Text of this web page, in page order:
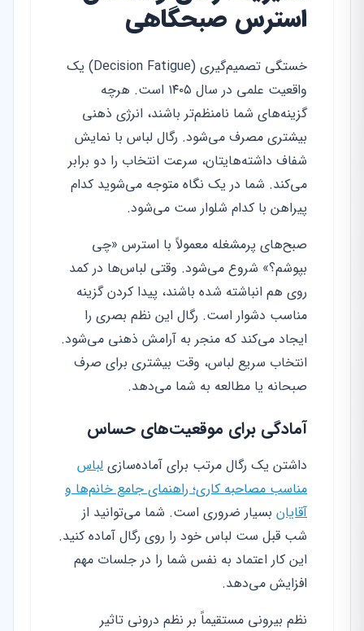
استرس صبحگاهی
خستگی تصمیم‌گیری (Decision Fatigue) یک
واقعیت علمی در سال ۱۴۰۵ است. هرچه
گزینه‌های شما نامنظم‌تر باشند، انرژی ذهنی
بیشتری مصرف می‌شود. رگال لباس با نمایش
شفاف داشته‌هایتان، سرعت انتخاب را دو برابر
می‌کند. شما در یک نگاه متوجه می‌شوید کدام
پیراهن با کدام شلوار ست می‌شود.
صبح‌های پرمشغله معمولاً با استرس «چی
بپوشم؟» شروع می‌شود. وقتی لباس‌ها در کمد
روی هم انباشته شده باشند، پیدا کردن گزینه
مناسب دشوار است. رگال این نظم بصری را
ایجاد می‌کند که منجر به آرامش ذهنی می‌شود.
انتخاب سریع لباس، وقت بیشتری برای صرف
صبحانه یا مطالعه به شما می‌دهد.
آمادگی برای موقعیت‌های حساس
داشتن یک رگال مرتب برای آماده‌سازی لباس
مناسب مصاحبه کاری؛ راهنمای جامع خانم‌ها و
آقایان بسیار ضروری است. شما می‌توانید از
شب قبل ست لباس خود را روی رگال آماده کنید.
این کار اعتماد به نفس شما را در جلسات مهم
افزایش می‌دهد.
نظم بیرونی مستقیماً بر نظم درونی تاثیر